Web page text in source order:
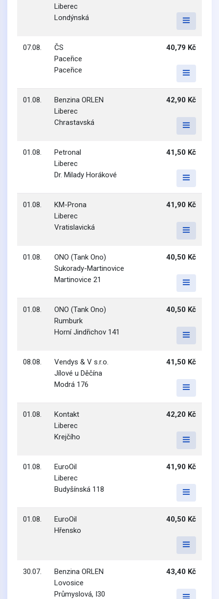
Liberec
Londýnská
07.08.
ČS
Paceřice
Paceřice
40,79 Kč
01.08.
Benzina ORLEN
Liberec
Chrastavská
42,90 Kč
01.08.
Petronal
Liberec
Dr. Milady Horákové
41,50 Kč
01.08.
KM-Prona
Liberec
Vratislavická
41,90 Kč
01.08.
ONO (Tank Ono)
Sukorady-Martinovice
Martinovice 21
40,50 Kč
01.08.
ONO (Tank Ono)
Rumburk
Horní Jindřichov 141
40,50 Kč
08.08.
Vendys & V s.r.o.
Jílové u Děčína
Modrá 176
41,50 Kč
01.08.
Kontakt
Liberec
Krejčího
42,20 Kč
01.08.
EuroOil
Liberec
Budyšínská 118
41,90 Kč
01.08.
EuroOil
Hřensko
40,50 Kč
30.07.
Benzina ORLEN
Lovosice
Průmyslová, I30
43,40 Kč